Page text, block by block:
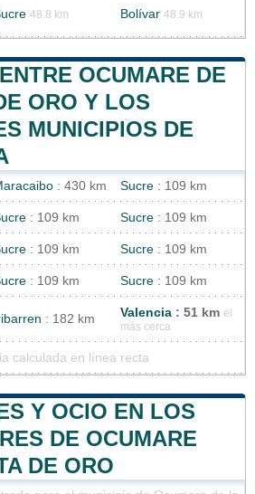
48.8 km Bolívar 48.9 km
OCUMARE DE
ORO Y LOS
MUNICIPIOS DE
: 430 km Sucre : 109 km
: 109 km Sucre : 109 km
: 109 km Sucre : 109 km
: 109 km Sucre : 109 km
: 182 km Valencia : 51 km el
más cerca
calculada en línea recta
Y OCIO EN LOS
DE OCUMARE
DE ORO